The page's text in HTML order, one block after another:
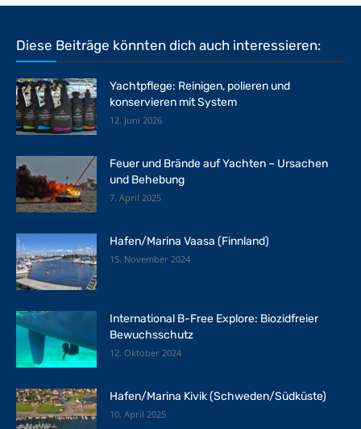
Diese Beiträge könnten dich auch interessieren:
Yachtpflege: Reinigen, polieren und
konservieren mit System
12. Juni 2026
Feuer und Brände auf Yachten – Ursachen
und Behebung
7. April 2025
Hafen/Marina Vaasa (Finnland)
15. November 2024
International B-Free Explore: Biozidfreier
Bewuchsschutz
12. Oktober 2024
Hafen/Marina Kivik (Schweden/Südküste)
10. April 2025